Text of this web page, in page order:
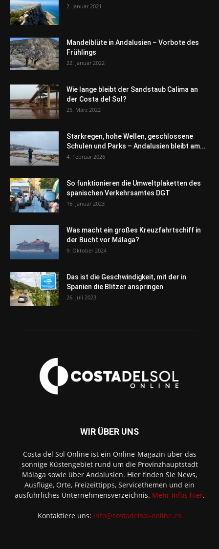
2. Januar 2021
Mandelblüte in Andalusien – Vorbote des
Frühlings
22. Januar 2022
Wie lange bleibt der Sandstaub Calima an
der Costa del Sol?
25. März 2022
Starkregen, hohe Wellen, geschlossene
Schulen und Parks – Andalusien bleibt am...
4. Februar 2026
So funktionieren die Umweltplaketten des
spanischen Verkehrsamtes DGT
16. Januar 2023
Was macht ein großes Kreuzfahrtschiff in
der Bucht vor Málaga?
9. Oktober 2024
Das ist die Geschwindigkeit, mit der in
Spanien die Blitzer anspringen
26. Juli 2023
WIR ÜBER UNS
Costa del Sol Online ist ein Online-Magazin über das
sonnige Küstengebiet rund um die Provinzhauptstadt
Málaga sowie über Andalusien. Hier finden Sie News,
Ausflüge, Orte, Freizeittipps, Servicethemen und ein
ausführliches Unternehmensverzeichnis. Mehr Infos hier.
Kontaktiere uns: info@costadelsol-online.es